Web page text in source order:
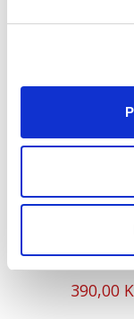
Jana Petrov
390,00